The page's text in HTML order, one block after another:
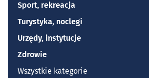
Sport, rekreacja
Turystyka, noclegi
Urzędy, instytucje
Zdrowie
Wszystkie kategorie